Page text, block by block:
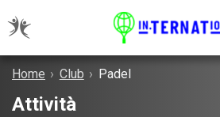
Home › Club › Padel
Attività